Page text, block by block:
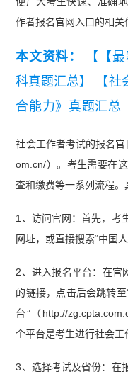
作者报名官网入口的相关
本文资料：
【【
科真题汇总】
【
合能力》真题汇总
（初级）》真题汇
中级社工《社会工
年初级社工《社
答案解析】
社会工作者考试的报名
om.cn/）。考生需要在
查和缴费等一系列流程。
1、访问官网：首先，考
网址，或直接搜索“中国
2、进入报名平台：在官
的链接，点击后会跳转
台”（http://
个平台是考生进行社会工
3、选择考试及省份：在